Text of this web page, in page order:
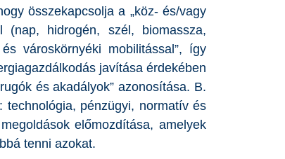
összekapcsolja a „köz- és/vagy
(nap, hidrogén, szél, biomassza,
városkörnyéki mobilitással”, így
javítása érdekében
és akadályok” azonosítása. B.
technológia, pénzügyi, normatív és
előmozdítása, amelyek
tenni azokat.